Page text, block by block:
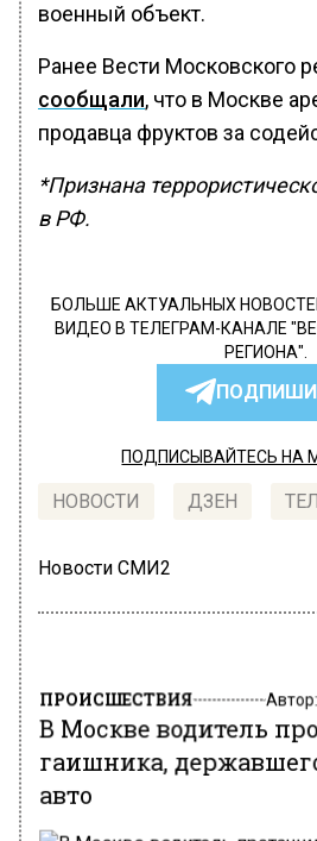
военный объект.
Ранее Вести Московского
сообщали, что в Москве
продавца фруктов за
*Признана
в РФ.
БОЛЬШЕ АКТУАЛЬНЫХ
ВИДЕО В ТЕЛЕГРАМ-КАНАЛЕ
РЕГИОНА".
ПОДПИСЫВАЙТЕСЬ НА
НОВОСТИ ДЗЕН
Новости СМИ2
ПРОИСШЕСТВИЯ Автор:
В Москве водитель
гаишника,
авто